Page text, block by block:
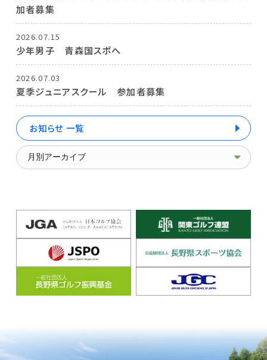
加者募集
2026.07.15
少年男子 青森国スポへ
2026.07.03
夏季ジュニアスクール 参加者募集
お知らせ 一覧